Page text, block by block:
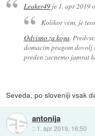
Leaker49je 1. apr 2019
Kolikor vem, je
Odvisno za koga.
domacim pragom
preden zacnemo jamrat
Seveda, po sloveniji vsak
antonija
:: 1. apr 2019, 16:50